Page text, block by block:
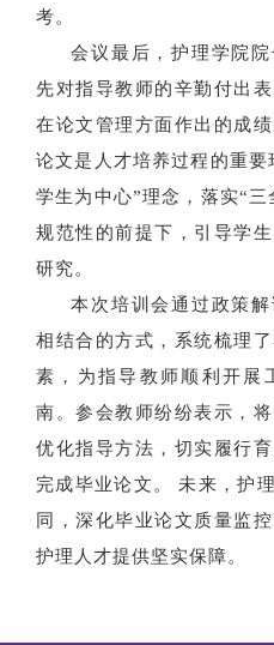
考。
会议最后，护理学院
先对指导教师的辛勤付出
在论文管理方面作出的成
论文是人才培养过程的重要
学生为中心”理念，落实“
规范性的前提下，引导学
研究。
本次培训会通过政策
相结合的方式，系统梳理
素，为指导教师顺利开展
南。参会教师纷纷表示，
优化指导方法，切实履行
完成毕业论文。 未来，护
同，深化毕业论文质量监
护理人才提供坚实保障。